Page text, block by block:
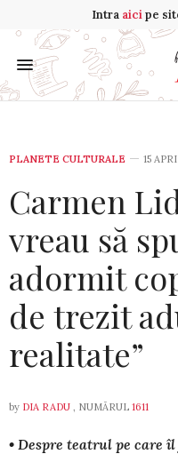
Intra aicipe
PLANETE CULTURALE 15
Carmen
vreau să
adormit
de trezit
realitate”
by DIA RADU , NUMĂRUL 1611
• Despre teatrul pe care